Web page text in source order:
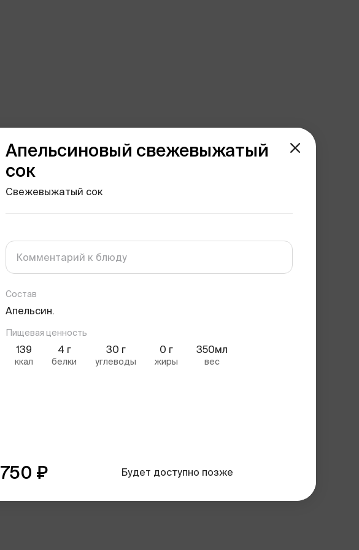
Апельсиновый свежевыжатый
сок
Свежевыжатый сок
Состав
Апельсин.
Пищевая ценность
139
ккал
4 г
белки
30 г
углеводы
0 г
жиры
350мл
вес
750 ₽ Будет доступно позже